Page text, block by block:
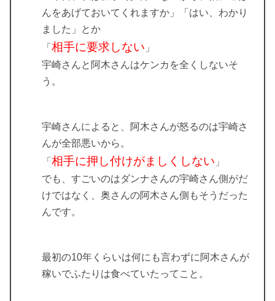
んをあげておいてくれますか」「はい、わかり
ました」とか
「 相手に要求しない 」
宇崎さんと阿木さんはケンカを全くしないそ
う。
宇崎さんによると、阿木さんが怒るのは宇崎さ
んが全部悪いから。
「 相手に押し付けがましくしない 」
でも、すごいのはダンナさんの宇崎さん側がだ
けではなく、奥さんの阿木さん側もそうだった
んです。
最初の10年くらいは何にも言わずに阿木さんが
稼いでふたりは食べていたってこと。